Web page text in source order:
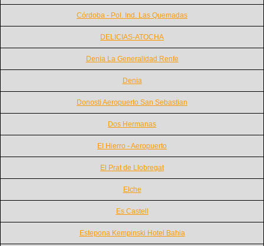
Córdoba - Pol. Ind. Las Quemadas
DELICIAS-ATOCHA
Denia La Generalidad Renfe
Denia
Donosti Aeropuerto San Sebastian
Dos Hermanas
El Hierro - Aeropuerto
El Prat de Llobregat
Elche
Es Castell
Estepona Kempinski Hotel Bahia